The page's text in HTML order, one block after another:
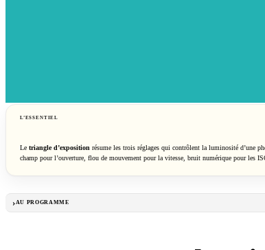
L’ESSENTIEL
Le triangle d’exposition résume les trois réglages qui contrôlent la luminosité d’une
champ pour l’ouverture, flou de mouvement pour la vitesse, bruit numérique pour les
AU PROGRAMME